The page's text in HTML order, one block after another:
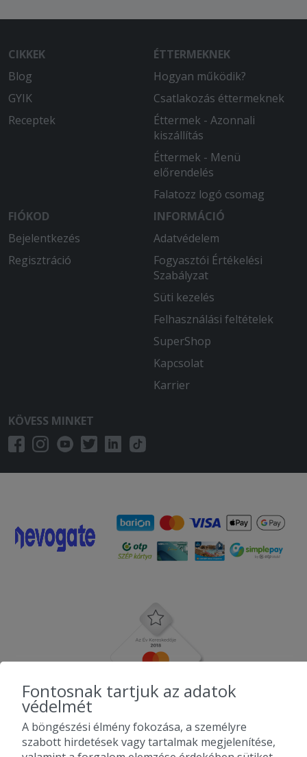
CIKKEK
Blog
GYIK
Receptek
ÉTTERMEKNEK
Hogyan működik?
Csatlakozás éttermeknek
Éttermek - Azonnali
kiszállítás
Éttermek - Menü
előrendelés
Falatozz logó csomag
FIÓKOD
Bejelentkezés
Regisztráció
INFORMÁCIÓ
Adatvédelem
Fogyasztói Értékelési
Szabályzat
Süti kezelés
Felhasználási feltételek
SuperShop
Kapcsolat
Karrier
KÖVESS MINKET
Fontosnak tartjuk az adatok
védelmét
A böngészési élmény fokozása, a személyre
szabott hirdetések vagy tartalmak megjelenítése,